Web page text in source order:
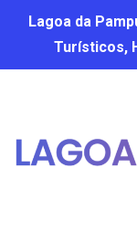
Lagoa da
Turísticos,